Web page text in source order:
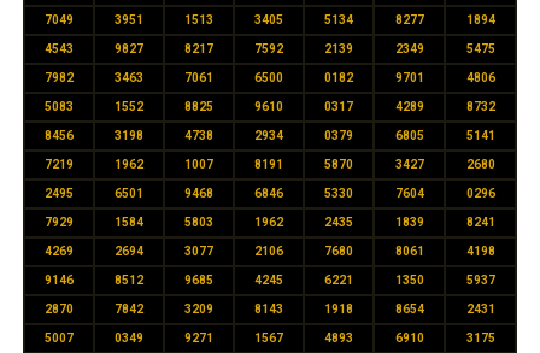
7049 3951 1513 3405 5134 8277 1894
4543 9827 8217 7592 2139 2349 5475
7982 3463 7061 6500 0182 9701 4806
5083 1552 8825 9610 0317 4289 8732
8456 3198 4738 2934 0379 6805 5141
7219 1962 1007 8191 5870 3427 2680
2495 6501 9468 6846 5330 7604 0296
7929 1584 5803 1962 2435 1839 8241
4269 2694 3077 2106 7680 8061 4198
9146 8512 9685 4245 6221 1350 5937
2870 7842 3209 8143 1918 8654 2431
5007 0349 9271 1567 4893 6910 3175